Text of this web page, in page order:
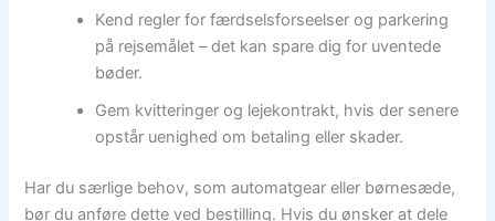
Kend regler for færdselsforseelser og parkering
på rejsemålet – det kan spare dig for uventede
bøder.
Gem kvitteringer og lejekontrakt, hvis der senere
opstår uenighed om betaling eller skader.
Har du særlige behov, som automatgear eller børnesæde,
bør du anføre dette ved bestilling. Hvis du ønsker at dele